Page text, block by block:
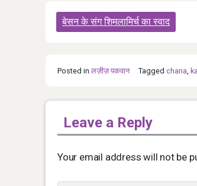
Post
navigation
बेसन के संग शिमलामिर्च का स्वाद
Posted in लज़ीज़ पकवान Tagged chana,
Leave a Reply
Your email address will not be